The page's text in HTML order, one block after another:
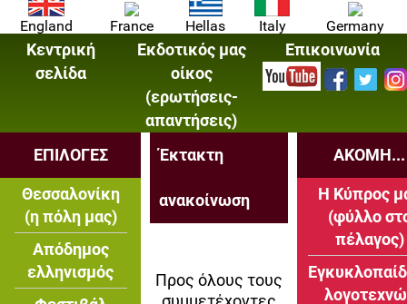
England France Hellas Italy Germany
Κεντρική
σελίδα
Εκδοτικός μας
οίκος
(ερωτήσεις-
απαντήσεις)
Επικοινωνία
ΕΠΙΛΟΓΕΣ
Θεσσαλονίκη
(η πόλη μας)
Απόδημος
ελληνισμός
Έκτακτη
ανακοίνωση
Προς όλους τους
ΑΚΟΜΗ...
Η Κύπρος
(φύλλο
πέλαγος)